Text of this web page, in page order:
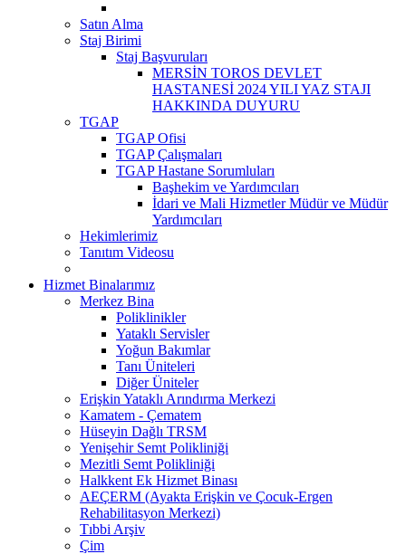
Satın Alma
Staj Birimi
Staj Başvuruları
MERSİN TOROS DEVLET
HASTANESİ 2024 YILI YAZ STAJI
HAKKINDA DUYURU
TGAP
TGAP Ofisi
TGAP Çalışmaları
TGAP Hastane Sorumluları
Başhekim ve Yardımcıları
İdari ve Mali Hizmetler Müdür ve Müdür
Yardımcıları
Hekimlerimiz
Tanıtım Videosu
Hizmet Binalarımız
Merkez Bina
Poliklinikler
Yataklı Servisler
Yoğun Bakımlar
Tanı Üniteleri
Diğer Üniteler
Erişkin Yataklı Arındırma Merkezi
Kamatem - Çematem
Hüseyin Dağlı TRSM
Yenişehir Semt Polikliniği
Mezitli Semt Polikliniği
Halkkent Ek Hizmet Binası
AEÇERM (Ayakta Erişkin ve Çocuk-Ergen
Rehabilitasyon Merkezi)
Tıbbi Arşiv
Çim